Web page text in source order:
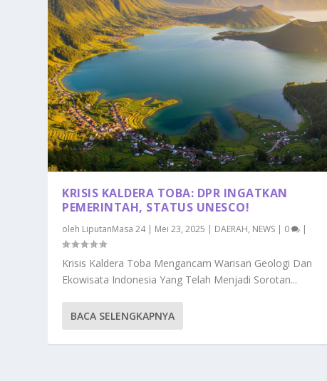
KRISIS KALDERA TOBA: DPR INGATKAN
PEMERINTAH, STATUS UNESCO!
oleh LiputanMasa 24| Mei 23, 2025 | DAERAH, NEWS | 0 |
Krisis Kaldera Toba Mengancam Warisan Geologi Dan
Ekowisata Indonesia Yang Telah Menjadi Sorotan...
BACA SELENGKAPNYA